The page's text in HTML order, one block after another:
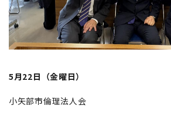
5月22日（金曜日）
小矢部市倫理法人会